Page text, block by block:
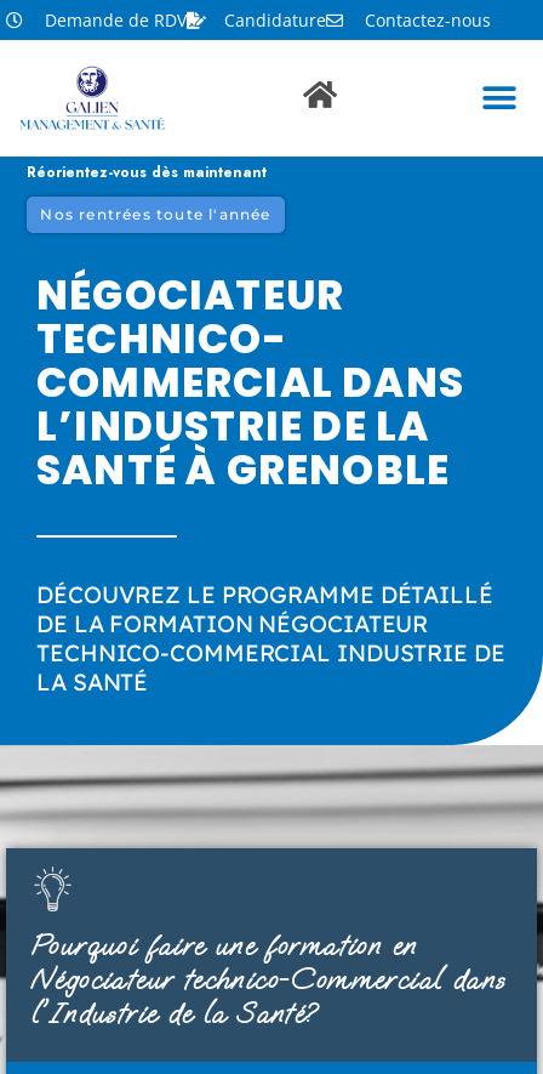
Demande de RDV Candidature Contactez-nous
Réorientez-vous dès maintenant
Nos rentrées toute l'année
NÉGOCIATEUR
TECHNICO-
COMMERCIAL DANS
L’INDUSTRIE DE LA
SANTÉ À GRENOBLE
DÉCOUVREZ LE PROGRAMME DÉTAILLÉ
DE LA FORMATION NÉGOCIATEUR
TECHNICO-COMMERCIAL INDUSTRIE DE
LA SANTÉ
Pourquoi faire une formation en
Négociateur technico-Commercial dans
l'Industrie de la Santé?